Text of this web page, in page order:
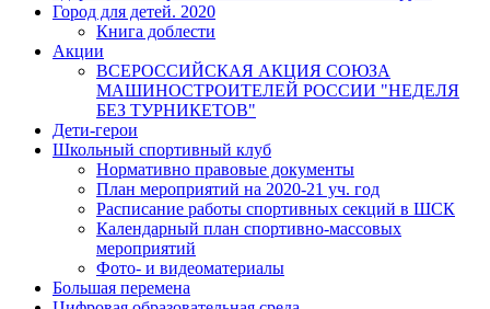
Город для детей. 2020
Книга доблести
Акции
ВСЕРОССИЙСКАЯ АКЦИЯ СОЮЗА
МАШИНОСТРОИТЕЛЕЙ РОССИИ "НЕДЕЛЯ
БЕЗ ТУРНИКЕТОВ"
Дети-герои
Школьный спортивный клуб
Нормативно правовые документы
План мероприятий на 2020-21 уч. год
Расписание работы спортивных секций в ШСК
Календарный план спортивно-массовых
мероприятий
Фото- и видеоматериалы
Большая перемена